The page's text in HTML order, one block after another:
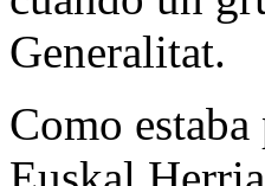
Generalitat.
Como